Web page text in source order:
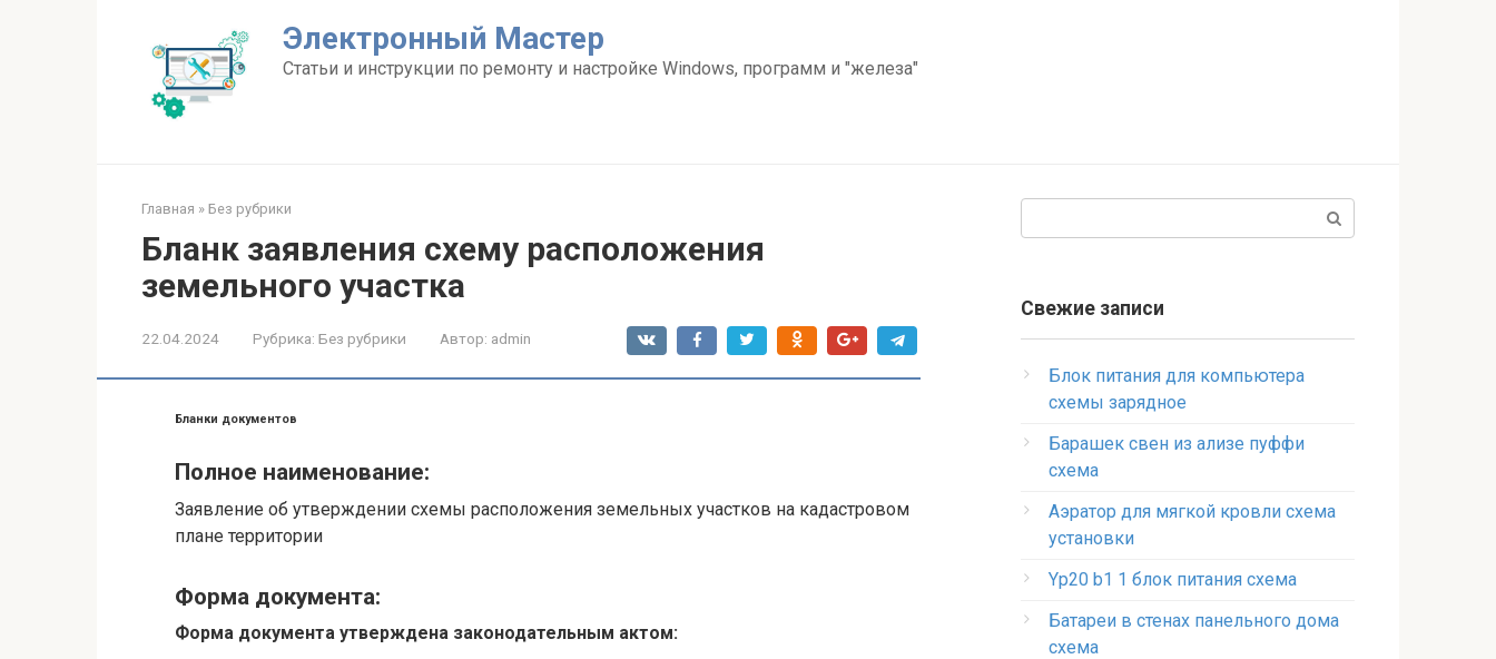
Электронный Мастер
Статьи и инструкции по ремонту и настройке Windows, программ и "железа"
Главная » Без рубрики
Бланк заявления схему расположения
земельного участка
22.04.2024 Рубрика: Без рубрики Автор: admin
Бланки документов
Полное наименование:
Заявление об утверждении схемы расположения земельных участков на кадастровом
плане территории
Форма документа:
Форма документа утверждена законодательным актом:
Свежие записи
Блок питания для компьютера
схемы зарядное
Барашек свен из ализе пуффи
схема
Аэратор для мягкой кровли схема
установки
Yp20 b1 1 блок питания схема
Батареи в стенах панельного дома
схема